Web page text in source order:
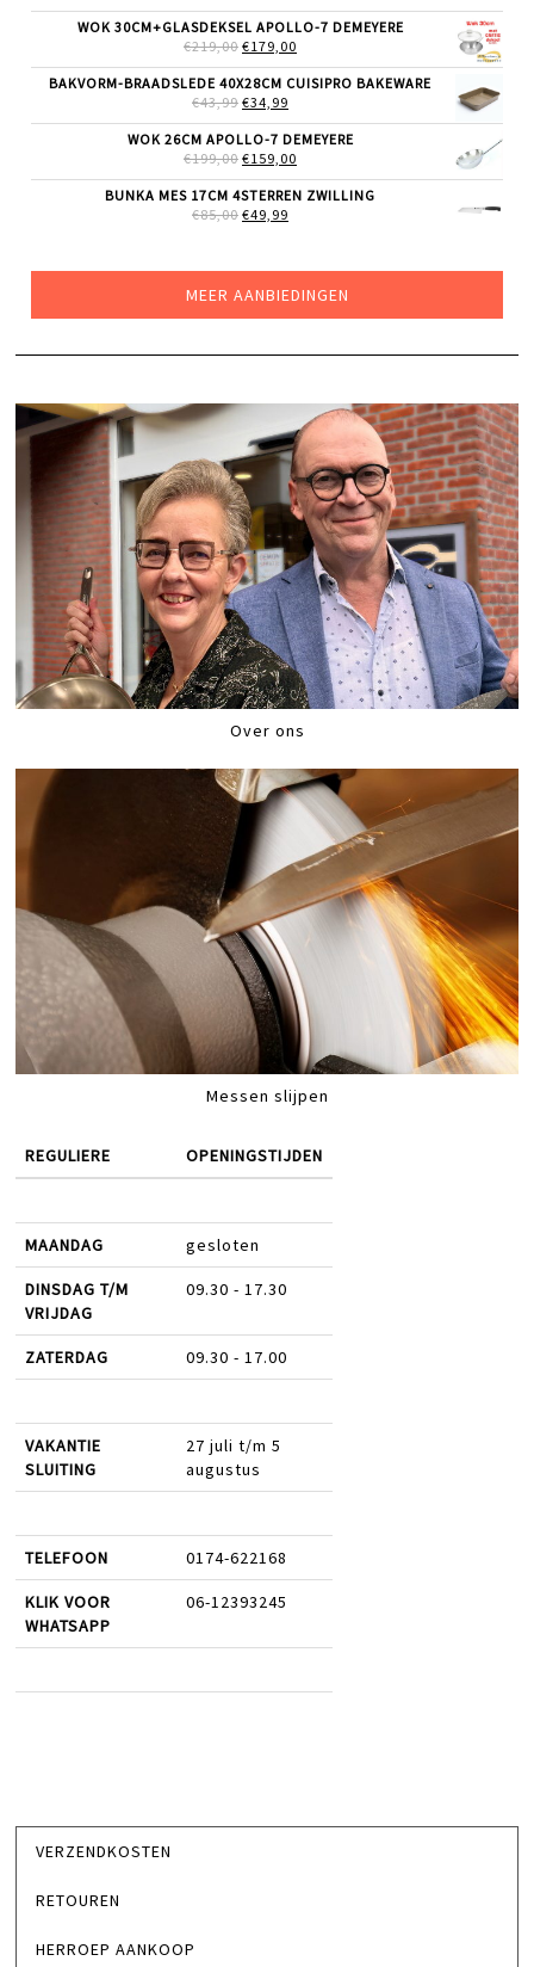
WAS:
€139,00.
IS:
€79,00.
WOK 30CM+GLASDEKSEL APOLLO-7 DEMEYERE
€219,00 OORSPRONKELIJKE
WAS:
€219,00.
€179,00
IS:
BAKVORM-BRAADSLEDE 40X28CM CUISIPRO BAKEWARE
€43,99 OORSPRONKELIJKE
WAS:
€43,99.
€34,99
IS:
€34,99.
WOK 26CM APOLLO-7 DEMEYERE
€199,00 OORSPRONKELIJKE
WAS:
€199,00.
€159,00
IS:
BUNKA MES 17CM 4STERREN ZWILLING
€85,00 OORSPRONKELIJKE
€49,99
MEER AANBIEDINGEN
Over ons
Messen slijpen
REGULIERE OPENINGSTIJDEN
MAANDAG gesloten
DINSDAG T/M
VRIJDAG
09.30 - 17.30
ZATERDAG 09.30 - 17.00
VAKANTIE
SLUITING
27 juli t/m 5
augustus
TELEFOON 0174-622168
KLIK VOOR
WHATSAPP
06-12393245
VERZENDKOSTEN
RETOUREN
HERROEP AANKOOP